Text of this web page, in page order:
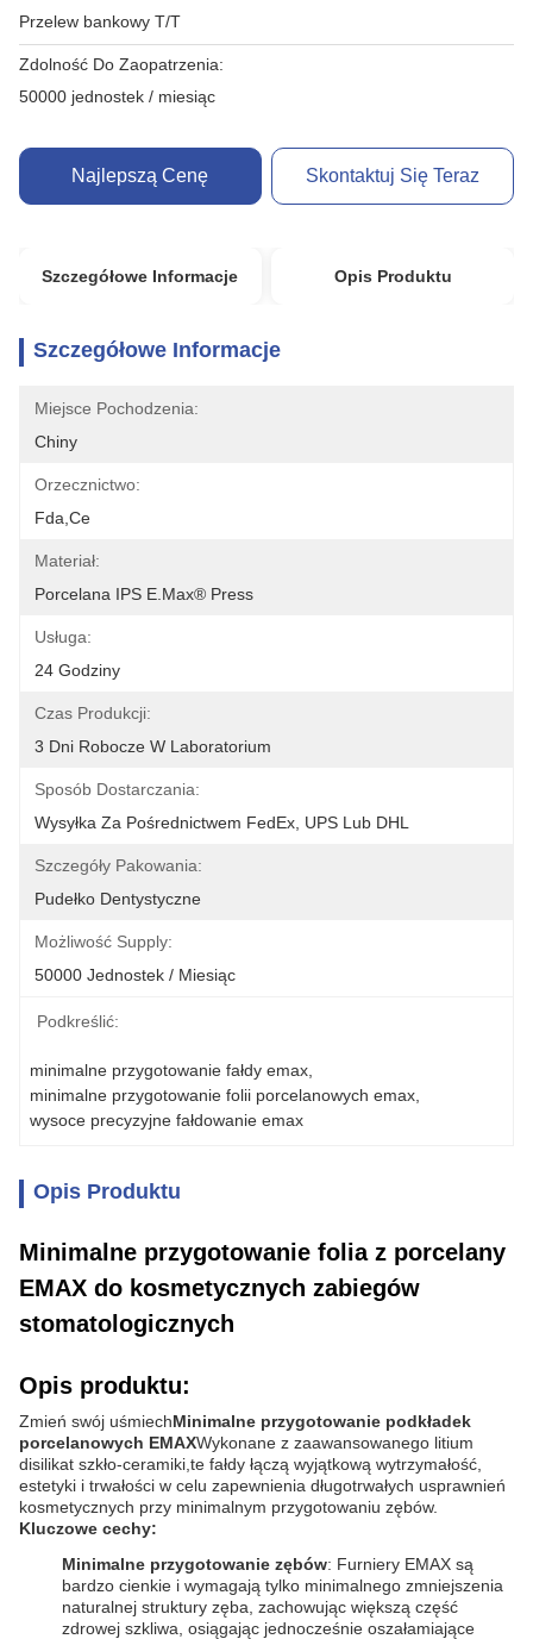
Przelew bankowy T/T
Zdolność Do Zaopatrzenia:
50000 jednostek / miesiąc
Najlepszą Cenę Skontaktuj Się Teraz
Szczegółowe Informacje Opis Produktu
Szczegółowe Informacje
Miejsce Pochodzenia:
Chiny
Orzecznictwo:
Fda,ce
Materiał:
Porcelana IPS E.max® Press
Usługa:
24 Godziny
Czas Produkcji:
3 Dni Robocze W Laboratorium
Sposób Dostarczania:
Wysyłka Za Pośrednictwem FedEx, UPS Lub DHL
Szczegóły Pakowania:
Pudełko Dentystyczne
Możliwość Supply:
50000 Jednostek / Miesiąc
Podkreślić:
minimalne przygotowanie fałdy emax
minimalne przygotowanie folii porcelanowych emax
wysoce precyzyjne fałdowanie emax
Opis Produktu
Minimalne przygotowanie folia z porcelany
EMAX do kosmetycznych zabiegów
stomatologicznych
Opis produktu:
Zmień swój uśmiechMinimalne przygotowanie podkładek
porcelanowych EMAXWykonane z zaawansowanego litium
disilikat szkło-ceramiki,te fałdy łączą wyjątkową wytrzymałość,
estetyki i trwałości w celu zapewnienia długotrwałych usprawnień
kosmetycznych przy minimalnym przygotowaniu zębów.
Kluczowe cechy:
Minimalne przygotowanie zębów: Furniery EMAX są
bardzo cienkie i wymagają tylko minimalnego zmniejszenia
naturalnej struktury zęba, zachowując większą część
zdrowej szkliwa, osiągając jednocześnie oszałamiające